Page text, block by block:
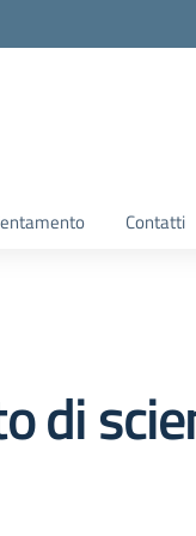
Contatti
di